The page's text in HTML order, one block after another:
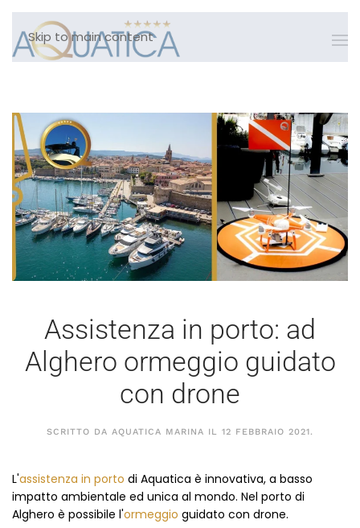
Skip to main content
Assistenza in porto: ad
Alghero ormeggio guidato
con drone
SCRITTO DA AQUATICA MARINA IL 12 FEBBRAIO 2021.
L'assistenza in porto di Aquatica è innovativa, a basso
impatto ambientale ed unica al mondo. Nel porto di
Alghero è possibile l'ormeggio guidato con drone.